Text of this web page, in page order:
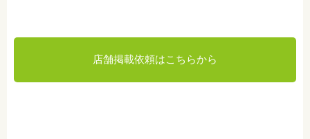
店舗掲載依頼はこちらから